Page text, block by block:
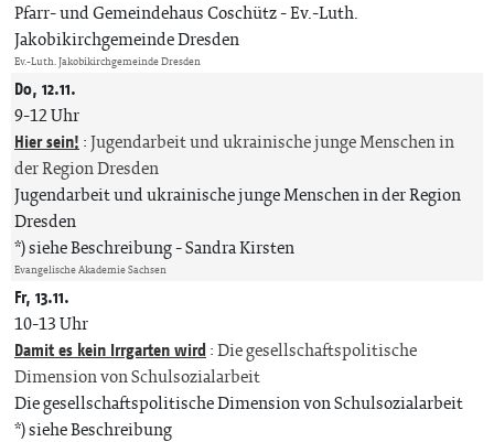
Pfarr- und Gemeindehaus Coschütz Ev.-Luth.
Jakobikirchgemeinde Dresden
Ev.-Luth. Jakobikirchgemeinde Dresden
Do, 12.11.
9-12 Uhr
Hier sein! :Jugendarbeit und ukrainische junge Menschen in
der Region Dresden
Jugendarbeit und ukrainische junge Menschen in der Region
Dresden
*) siehe Beschreibung Sandra Kirsten
Evangelische Akademie Sachsen
Fr, 13.11.
10-13 Uhr
Damit es kein Irrgarten wird:Die gesellschaftspolitische
Dimension von Schulsozialarbeit
Die gesellschaftspolitische Dimension von Schulsozialarbeit
*) siehe Beschreibung